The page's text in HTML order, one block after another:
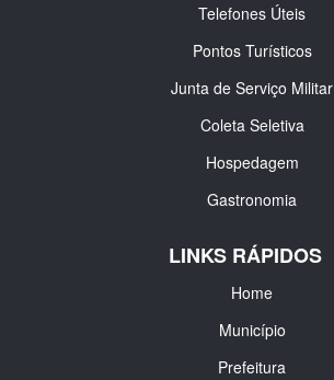
Telefones Úteis
Pontos Turísticos
Junta de Serviço Militar
Coleta Seletiva
Hospedagem
Gastronomia
LINKS RÁPIDOS
Home
Município
Prefeitura